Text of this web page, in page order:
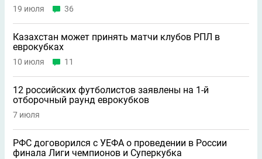
19 июля 36
Казахстан может принять матчи клубов РПЛ в
еврокубках
10 июля 11
12 российских футболистов заявлены на 1-й
отборочный раунд еврокубков
7 июля
РФС договорился с УЕФА о проведении в России
финала Лиги чемпионов и Суперкубка